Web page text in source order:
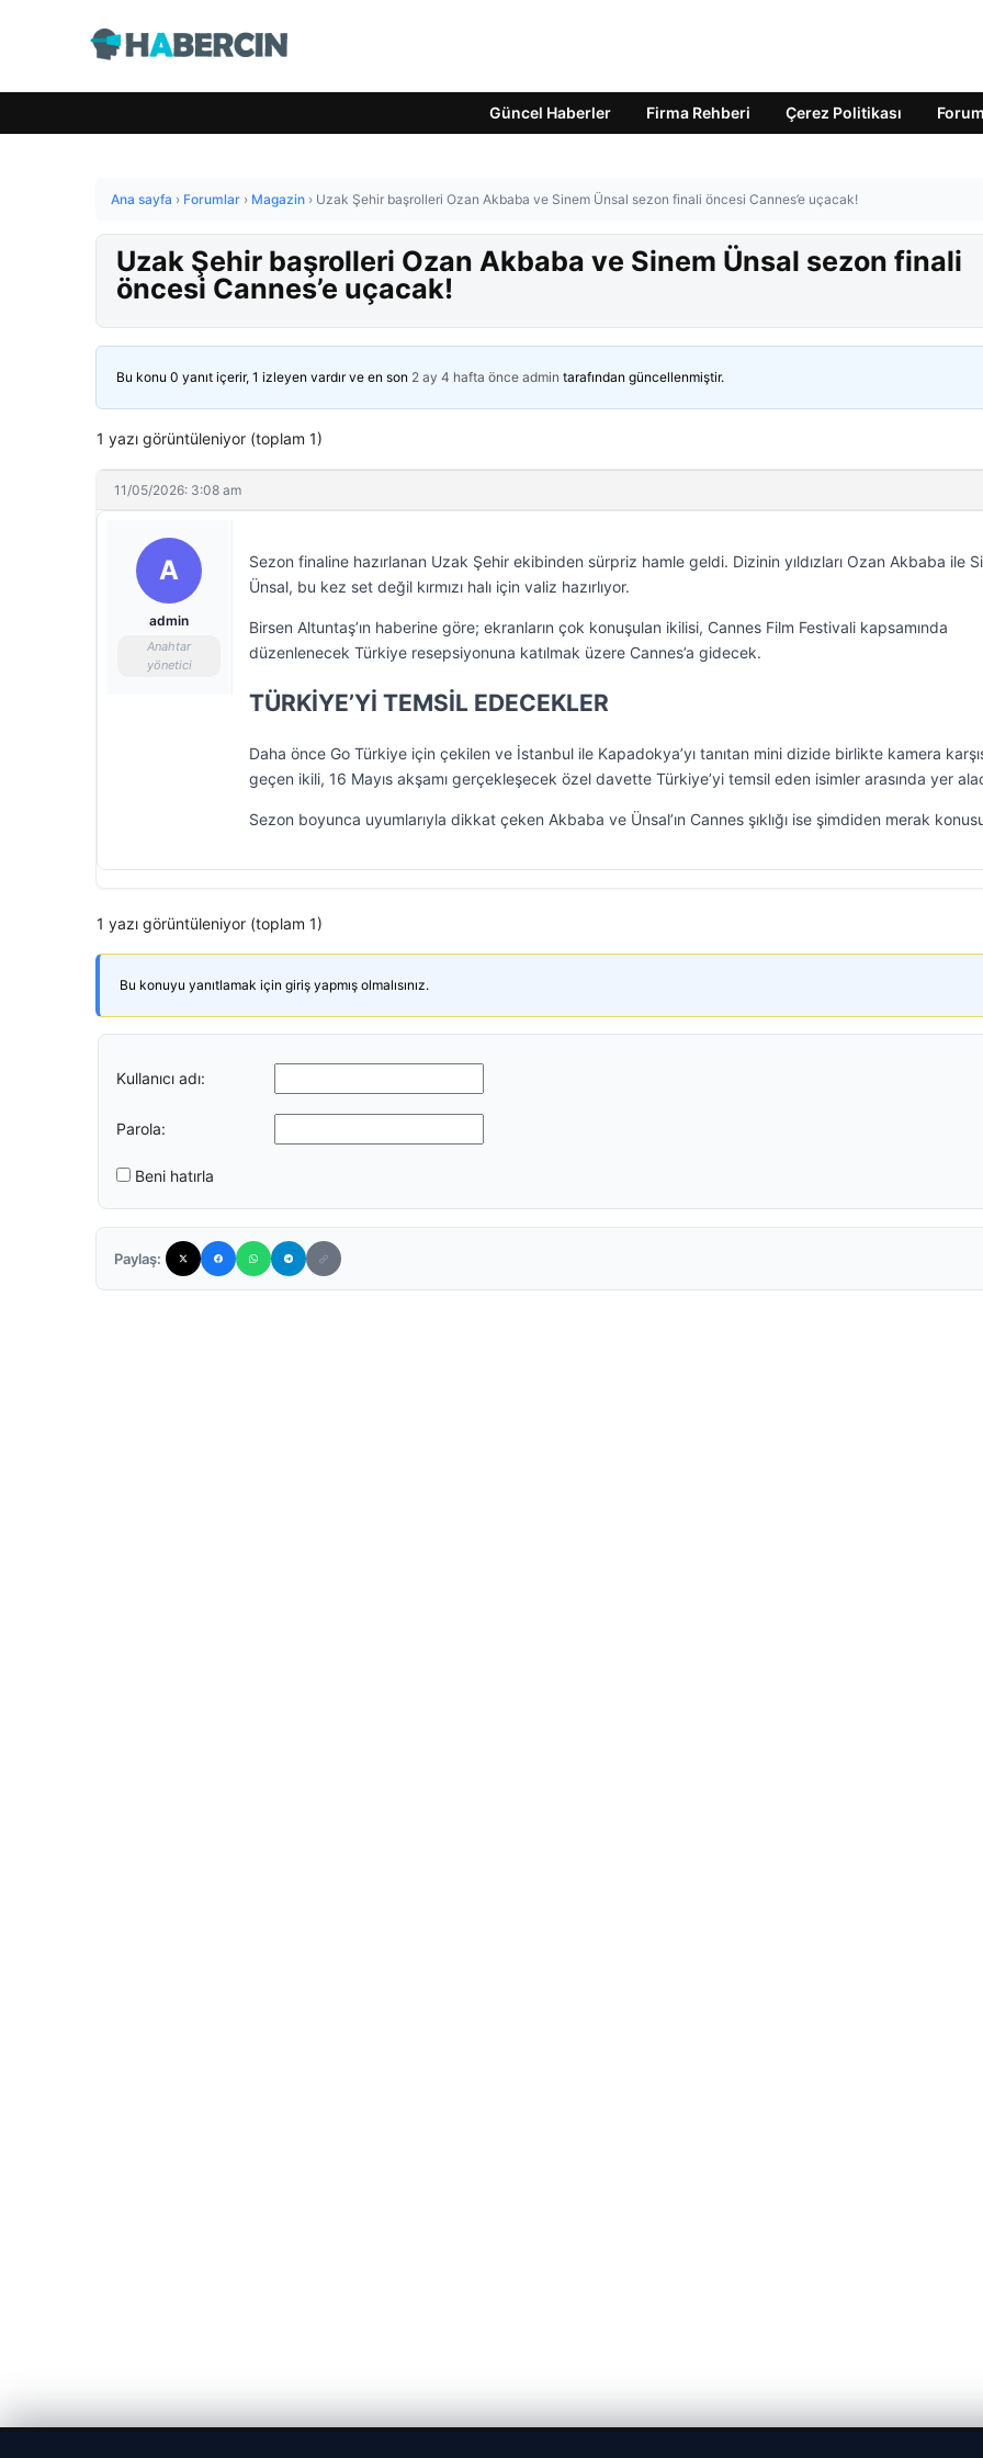
Güncel Haberler Firma Rehberi Çerez Politikası Forum
Ana sayfa › Forumlar › Magazin › Uzak Şehir başrolleri Ozan Akbaba ve Sinem Ünsal sezon finali öncesi Cannes’e uçacak!
Uzak Şehir başrolleri Ozan Akbaba ve Sinem Ünsal sezon finali
öncesi Cannes’e uçacak!
Bu konu 0 yanıt içerir, 1 izleyen vardır ve en son 2 ay 4 hafta önce admin tarafından güncellenmiştir.
1 yazı görüntüleniyor (toplam 1)
11/05/2026: 3:08 am
A
admin
Anahtar
yönetici
Sezon finaline hazırlanan Uzak Şehir ekibinden sürpriz hamle geldi. Dizinin yıldızları Ozan Akbaba ile
Ünsal, bu kez set değil kırmızı halı için valiz hazırlıyor.
Birsen Altuntaş’ın haberine göre; ekranların çok konuşulan ikilisi, Cannes Film Festivali kapsamında
düzenlenecek Türkiye resepsiyonuna katılmak üzere Cannes’a gidecek.
TÜRKİYE’Yİ TEMSİL EDECEKLER
Daha önce Go Türkiye için çekilen ve İstanbul ile Kapadokya’yı tanıtan mini dizide birlikte kamera
geçen ikili, 16 Mayıs akşamı gerçekleşecek özel davette Türkiye’yi temsil eden isimler arasında yer
Sezon boyunca uyumlarıyla dikkat çeken Akbaba ve Ünsal’ın Cannes şıklığı ise şimdiden merak
1 yazı görüntüleniyor (toplam 1)
Bu konuyu yanıtlamak için giriş yapmış olmalısınız.
Kullanıcı adı:
Parola:
Beni hatırla
Paylaş: